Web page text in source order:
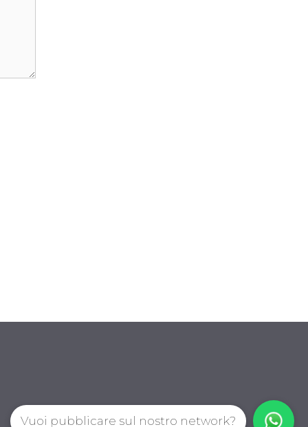
Vuoi pubblicare sul nostro network?